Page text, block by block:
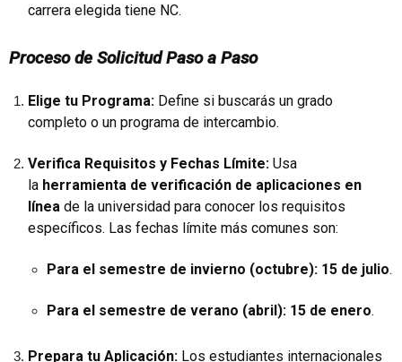
carrera elegida tiene NC.
Proceso de Solicitud Paso a Paso
Elige tu Programa: Define si buscarás un grado
completo o un programa de intercambio.
Verifica Requisitos y Fechas Límite: Usa
la herramienta de verificación de aplicaciones en
línea de la universidad para conocer los requisitos
específicos. Las fechas límite más comunes son:
Para el semestre de invierno (octubre): 15 de julio.
Para el semestre de verano (abril): 15 de enero.
Prepara tu Aplicación: Los estudiantes internacionales